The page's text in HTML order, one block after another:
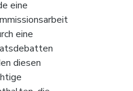
eine
eine
diesen